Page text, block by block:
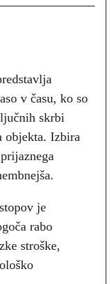
v času, ko so
skrbi
objekta. Izbira
je
rabo
stroške,